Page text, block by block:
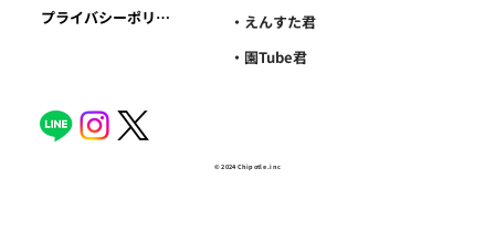
プライバシーポリシー
・えんすた君
・園Tube君
© 2024 Chipotle .inc